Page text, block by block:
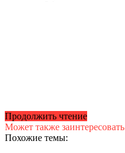
Продолжить чтение
Может также заинтересовать
Похожие темы: